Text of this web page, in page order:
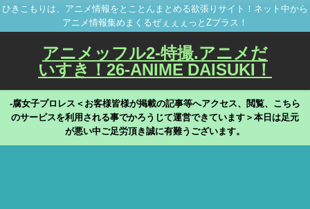
ひきこもりは、アニメ情報をとことんまとめる欲張りサイト！ネット中から
アニメ情報集めまくるぜぇぇぇっとZプラス！
アニメッフル2-特撮.アニメだ
いすき！26-ANIME DAISUKI！
-腐女子プロレス＜お客様皆様が掲載の記事等へアクセス、閲覧、こちら
のサービスを利用される事でかろうじて運営できています＞本日は足元
が悪い中ご足労頂き誠に有難うございます。